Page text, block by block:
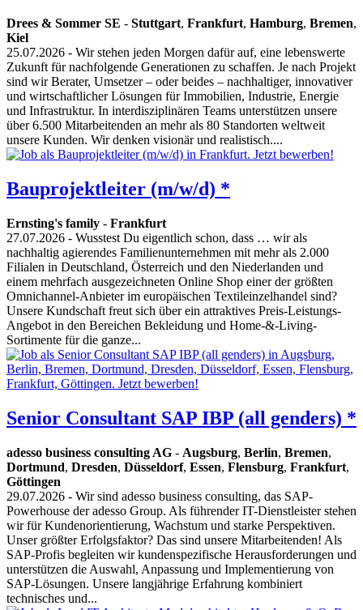
Drees & Sommer SE - Stuttgart, Frankfurt, Hamburg, Bremen,
Kiel
25.07.2026 - Wir stehen jeden Morgen dafür auf, eine lebenswerte
Zukunft für nachfolgende Generationen zu schaffen. Je nach Projekt
sind wir Berater, Umsetzer – oder beides – nachhaltiger, innovativer
und wirtschaftlicher Lösungen für Immobilien, Industrie, Energie
und Infrastruktur. In interdisziplinären Teams unterstützen unsere
über 6.500 Mitarbeitenden an mehr als 80 Standorten weltweit
unsere Kunden. Wir denken visionär und realistisch....
Bauprojektleiter (m/w/d) *
Ernsting's family - Frankfurt
27.07.2026 - Wusstest Du eigentlich schon, dass … wir als
nachhaltig agierendes Familienunternehmen mit mehr als 2.000
Filialen in Deutschland, Österreich und den Niederlanden und
einem mehrfach ausgezeichneten Online Shop einer der größten
Omnichannel-Anbieter im europäischen Textileinzelhandel sind?
Unsere Kundschaft freut sich über ein attraktives Preis-Leistungs-
Angebot in den Bereichen Bekleidung und Home-&-Living-
Sortimente für die ganze...
Senior Consultant SAP IBP (all genders) *
adesso business consulting AG - Augsburg, Berlin, Bremen,
Dortmund, Dresden, Düsseldorf, Essen, Flensburg, Frankfurt,
Göttingen
29.07.2026 - Wir sind adesso business consulting, das SAP-
Powerhouse der adesso Group. Als führender IT-Dienstleister stehen
wir für Kundenorientierung, Wachstum und starke Perspektiven.
Unser größter Erfolgsfaktor? Das sind unsere Mitarbeitenden! Als
SAP-Profis begleiten wir kundenspezifische Herausforderungen und
unterstützen die Auswahl, Anpassung und Implementierung von
SAP-Lösungen. Unsere langjährige Erfahrung kombiniert
technisches und...